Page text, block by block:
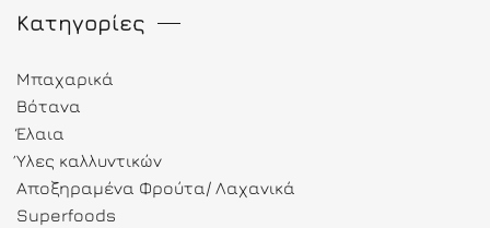
Κατηγορίες
Μπαχαρικά
Βότανα
Έλαια
Ύλες καλλυντικών
Αποξηραμένα Φρούτα/ Λαχανικά
Superfoods